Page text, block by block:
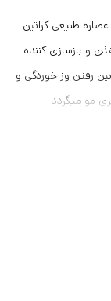
انزو عصاره طبیعی کراتین
و بازسازی کننده
رفتن وز خوردگی و
مو میگردد